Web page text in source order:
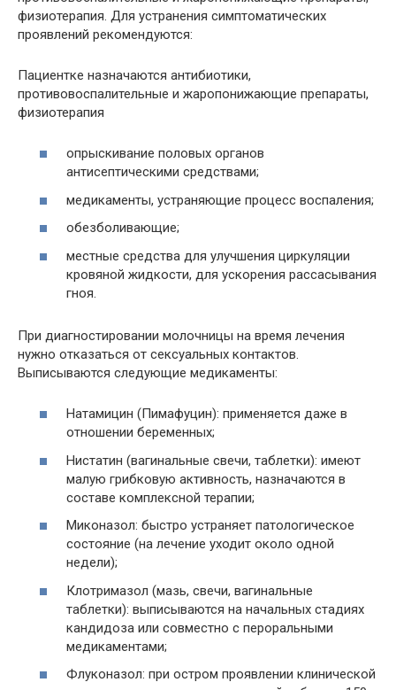
физиотерапия. Для устранения симптоматических
проявлений рекомендуются:
Пациентке назначаются антибиотики,
противовоспалительные и жаропонижающие препараты,
физиотерапия
опрыскивание половых органов
антисептическими средствами;
медикаменты, устраняющие процесс воспаления;
обезболивающие;
местные средства для улучшения циркуляции
кровяной жидкости, для ускорения рассасывания
гноя.
При диагностировании молочницы на время лечения
нужно отказаться от сексуальных контактов.
Выписываются следующие медикаменты:
Натамицин (Пимафуцин): применяется даже в
отношении беременных;
Нистатин (вагинальные свечи, таблетки): имеют
малую грибковую активность, назначаются в
составе комплексной терапии;
Миконазол: быстро устраняет патологическое
состояние (на лечение уходит около одной
недели);
Клотримазол (мазь, свечи, вагинальные
таблетки): выписываются на начальных стадиях
кандидоза или совместно с пероральными
медикаментами;
Флуконазол: при остром проявлении клинической